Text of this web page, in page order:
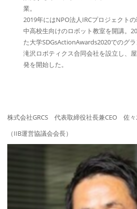
業。
2019年にはNPO法人IRCプロジェクト
中高校生向けのロボット教室を開講。
た大学SDGsActionAwards2020でのグラ
滝沢ロボティクス合同会社を設立し、
発を開始した。
株式会社GRCS 代表取締役社長兼CEO
（IIB運営協議会会長）